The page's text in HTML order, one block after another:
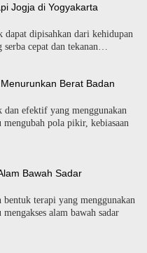
Jogja di Yogyakarta
dapat dipisahkan dari kehidupan
cepat dan tekanan…
Berat Badan
dan efektif yang menggunakan
pola pikir, kebiasaan
Bawah Sadar
terapi yang menggunakan
alam bawah sadar